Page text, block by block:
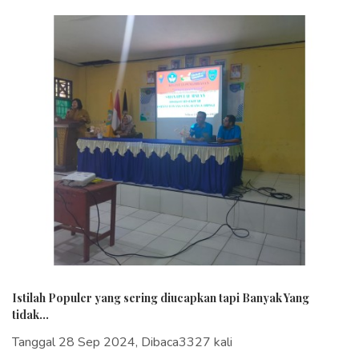
Istilah Populer yang sering diucapkan tapi Banyak Yang
tidak...
Tanggal 28 Sep 2024, Dibaca3327 kali